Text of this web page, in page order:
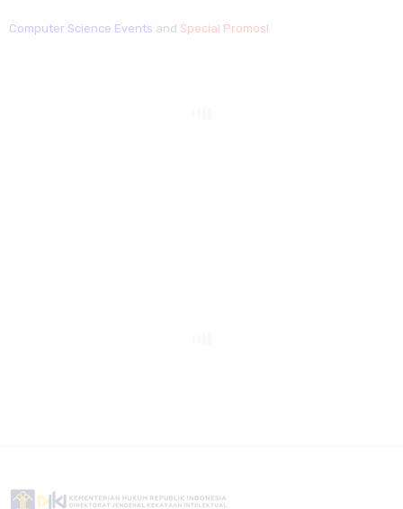
Computer Science Events and Special Promos!